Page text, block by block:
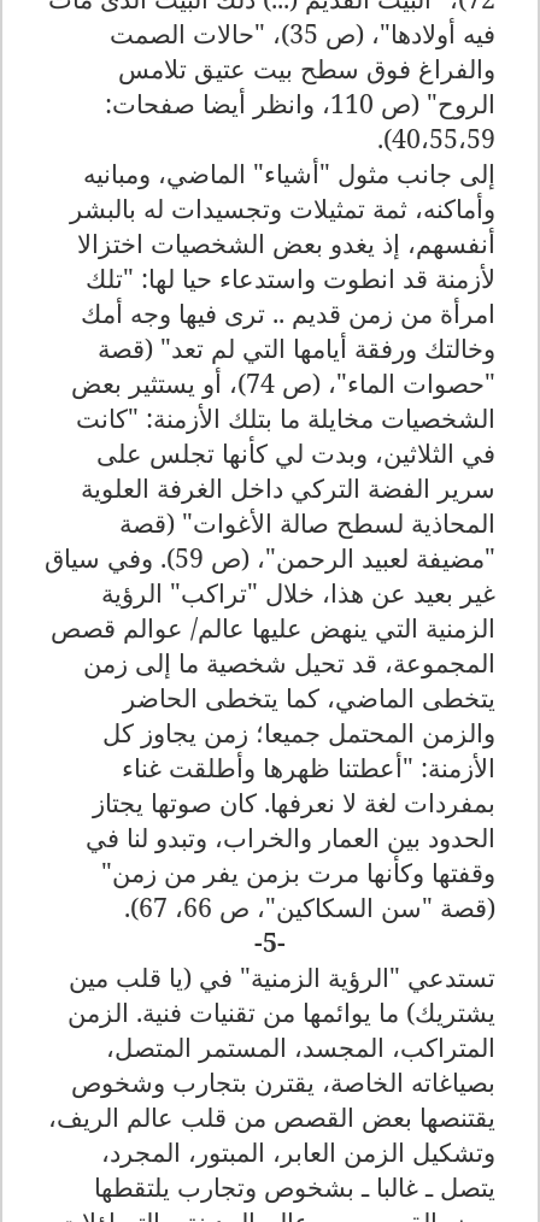
فيه أولادها"، (ص 35)، "حالات الصمت
والفراغ فوق سطح بيت عتيق تلامس
الروح" (ص 110، وانظر أيضا صفحات:
40،55،59) .
إلى جانب مثول "أشياء" الماضي، ومبانيه
وأماكنه، ثمة تمثيلات وتجسيدات له بالبشر
أنفسهم، إذ يغدو بعض الشخصيات اختزالا
لأزمنة قد انطوت واستدعاء حيا لها: "تلك
امرأة من زمن قديم .. ترى فيها وجه أمك
وخالتك ورفقة أيامها التي لم تعد" (قصة
"حصوات الماء"، (ص 74)، أو يستثير بعض
الشخصيات مخايلة ما بتلك الأزمنة: "كانت
في الثلاثين، وبدت لي كأنها تجلس على
سرير الفضة التركي داخل الغرفة العلوية
المحاذية لسطح صالة الأغوات" (قصة
"مضيفة لعبيد الرحمن"، (ص 59). وفي سياق
غير بعيد عن هذا، خلال "تراكب" الرؤية
الزمنية التي ينهض عليها عالم/ عوالم قصص
المجموعة، قد تحيل شخصية ما إلى زمن
يتخطى الماضي، كما يتخطى الحاضر
والزمن المحتمل جميعا؛ زمن يجاوز كل
الأزمنة: "أعطتنا ظهرها وأطلقت غناء
بمفردات لغة لا نعرفها. كان صوتها يجتاز
الحدود بين العمار والخراب، وتبدو لنا في
وقفتها وكأنها مرت بزمن يفر من زمن"
(قصة "سن السكاكين"، ص 66، 67)
.
-5-
تستدعي "الرؤية الزمنية" في (يا قلب مين
يشتريك) ما يوائمها من تقنيات فنية. الزمن
المتراكب، المجسد، المستمر المتصل،
بصياغاته الخاصة، يقترن بتجارب وشخوص
يقتنصها بعض القصص من قلب عالم الريف،
وتشكيل الزمن العابر، المبتور، المجرد،
يتصل ـ غالبا ـ بشخوص وتجارب يلتقطها